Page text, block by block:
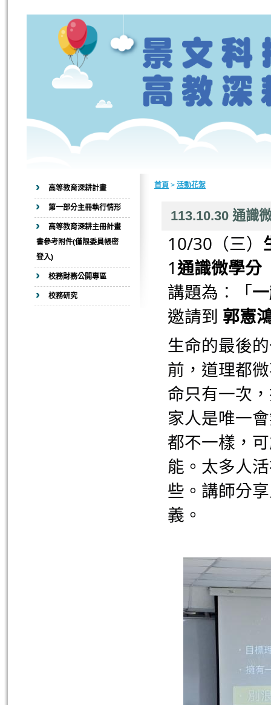
高等教育深耕計畫
第一部分主冊執行情形
高等教育深耕主冊計畫
書參考附件(僅限委員帳密
登入)
校務財務公開專區
校務研究
首頁 > 活動花絮
113.10.30 通識
10/30（三）
1通識微學分
講題為︰「
邀請到 郭憲
生命的最後
前，道理都
命只有一次
家人是唯一
都不一樣，
能。太多人
些。講師分
義。